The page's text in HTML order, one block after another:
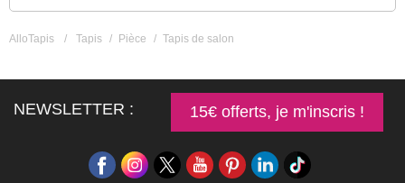
AlloTapis / Tapis / Pièce / Tapis de salon
NEWSLETTER : 15€ offerts, je m'inscris !